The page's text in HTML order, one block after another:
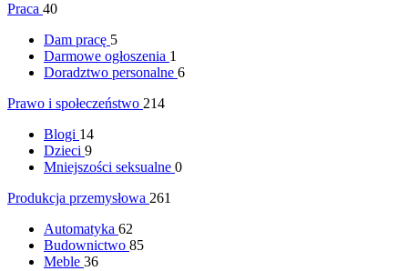
Praca 40
Dam pracę 5
Darmowe ogłoszenia 1
Doradztwo personalne 6
Prawo i społeczeństwo 214
Blogi 14
Dzieci 9
Mniejszości seksualne 0
Produkcja przemysłowa 261
Automatyka 62
Budownictwo 85
Meble 36